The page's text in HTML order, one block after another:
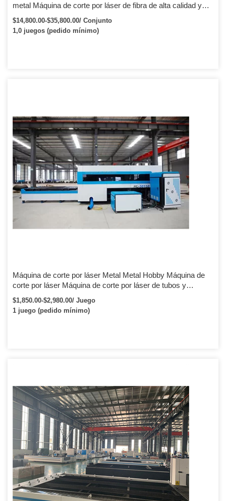
metal Máquina de corte por láser de fibra de alta calidad y
velocidad rápida 500W – 4000W Máquina de corte por láser
de fibra
$14,800.00-$35,800.00/ Conjunto
1,0 juegos (pedido mínimo)
Máquina de corte por láser Metal Metal Hobby Máquina de
corte por láser Máquina de corte por láser de tubos y
láminas de metal 1000w 2000w 3000w
$1,850.00-$2,980.00/ Juego
1 juego (pedido mínimo)